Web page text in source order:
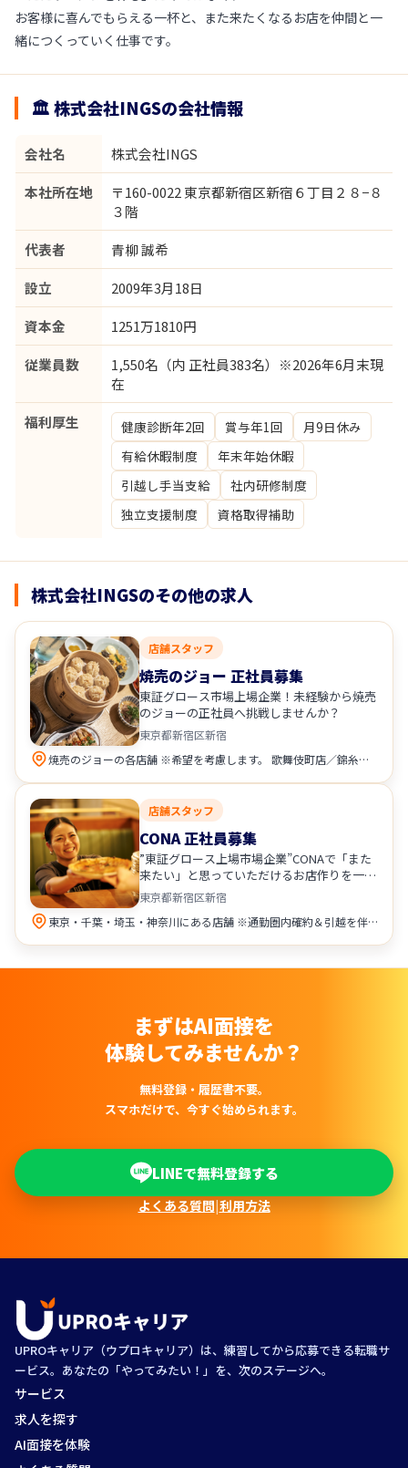
お客様に喜んでもらえる一杯と、また来たくなるお店を仲間と一
緒につくっていく仕事です。
🏛 株式会社INGSの会社情報
会社名
株式会社INGS
本社所在地
〒160-0022 東京都新宿区新宿６丁目２８−８
３階
代表者
青柳 誠希
設立
2009年3月18日
資本金
1251万1810円
従業員数
1,550名（内 正社員383名）※2026年6月末現
在
福利厚生
健康診断年2回 賞与年1回
月9日休み
有給休暇制度
年末年始休暇
引越し手当支給
社内研修制度
独立支援制度
資格取得補助
株式会社INGSのその他の求人
店舗スタッフ
焼売のジョー 正社員募集
東証グロース市場上場企業！未経験から焼売
のジョーの正社員へ挑戦しませんか？
東京都新宿区新宿
焼売のジョーの各店舗 ※希望を考慮します。 歌舞伎町店／錦糸町店／立川店／町田店／ 多摩センター店／川崎店／野毛店／横浜西口店／ 大宮店／大阪駅前第３ビル店／八王子店／千葉店
店舗スタッフ
CONA 正社員募集
”東証グロース上場市場企業”CONAで「また
来たい」と思っていただけるお店作りを一緒
にしませんか？
東京都新宿区新宿
東京・千葉・埼玉・神奈川にある店舗 ※通勤圏内確約＆引越を伴う異動原則なし 渋谷宇田川町店／錦糸町店／新宿歌舞伎町店／ 恵比寿店／麻布十番店／上野店／立川店／ 蒲田店／横浜鶴屋町店／川崎店／ たまプラーザ店／溝の口店／大宮店／所沢店／ 船橋店／柏店／津田沼店／田町芝浦店／町田店／ 京急蒲田店／西新宿一丁目店／新宿東南口店
まずはAI面接を
体験してみませんか？
無料登録・履歴書不要。
スマホだけで、今すぐ始められます。
LINEで無料登録する
よくある質問|利用方法
UPROキャリア（ウプロキャリア）は、練習してから応募できる転職サ
ービス。あなたの「やってみたい！」を、次のステージへ。
サービス
求人を探す
AI面接を体験